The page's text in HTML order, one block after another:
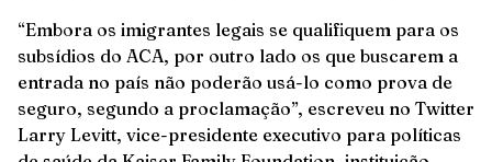
“Embora os imigrantes legais se qualifiquem para os
subsídios do ACA, por outro lado os que buscarem a
entrada no país não poderão usá-lo como prova de
seguro, segundo a proclamação”, escreveu no Twitter
Larry Levitt, vice-presidente executivo para políticas